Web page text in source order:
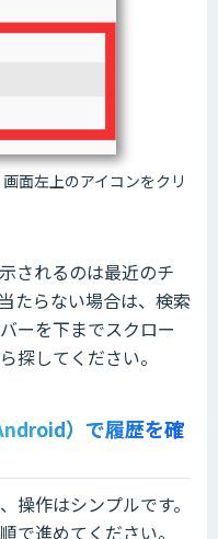
面左上のアイコンをクリ
されるのは最近のチ
たらない場合は、検索
ーを下までスクロー
探してください。
）で履歴を確
操作はシンプルです。
で進めてください。